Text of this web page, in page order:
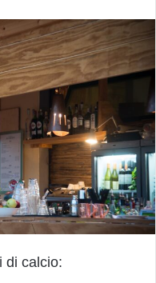
di calcio: